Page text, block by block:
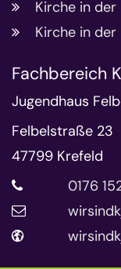
Kirche in der
Kirche in der
Fachbereich
Jugendhaus
Felbelstraße 23
47799 Krefeld
0176